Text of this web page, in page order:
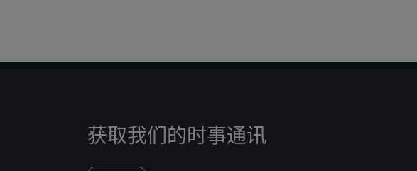
获取我们的时事通讯